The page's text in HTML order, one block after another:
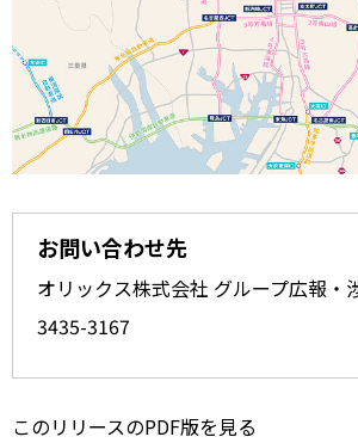
お問い合わせ先
オリックス株式会社 グループ広報・
3435-3167
このリリースのPDF版を見る